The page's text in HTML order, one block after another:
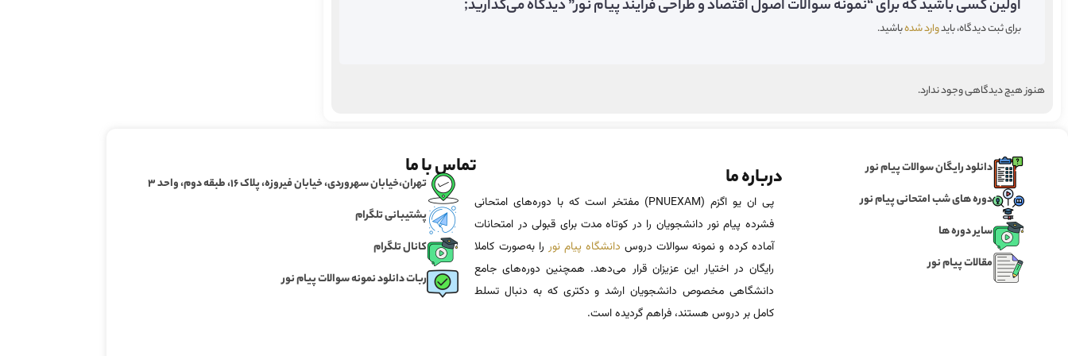
اولین کسی باشید که برای “نمونه سوالات اصول اقتصاد و طراحی فرایند پیام نور” دیدگاه می‌گذارید;
برای ثبت دیدگاه، بایدوارد شدهباشید.
هنوز هیچ دیدگاهی وجود ندارد.
دانلود رایگان سوالات پیام نور
دوره های شب امتحانی پیام نور
سایر دوره ها
مقالات پیام نور
درباره ما
پی ان یو اگزم (PNUEXAM) مفتخر است که با دوره‌های امتحانی
فشرده پیام نور دانشجویان را در کوتاه مدت برای قبولی در امتحانات
آماده‌ کرده و نمونه سوالات دروس دانشگاه پیام نور را به‌صورت کاملا
رایگان در اختیار این عزیزان قرار می‌دهد. همچنین دوره‌های جامع
دانشگاهی مخصوص دانشجویان ارشد و دکتری که به دنبال تسلط
کامل بر دروس هستند، فراهم گردیده است.
تماس با ما
تهران،خیابان سهروردی، خیابان فیروزه، پلاک ۱۶، طبقه دوم، واحد ۳
پشتیبانی تلگرام
کانال تلگرام
ربات دانلود نمونه سوالات پیام نور